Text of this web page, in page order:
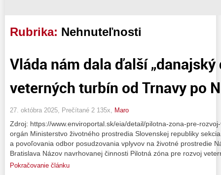
Rubrika: Nehnuteľnosti
Vláda nám dala ďalší „danajský
veterných turbín od Trnavy po
27. októbra 2025, Prečítané 2 135x, Maro
Zdroj: https://www.enviroportal.sk/eia/detail/pilotna-zona-pre-
orgán Ministerstvo životného prostredia Slovenskej republiky
a povoľovania odbor posudzovania vplyvov na životné prostredie
Bratislava Názov navrhovanej činnosti Pilotná zóna pre rozvoj
Pokračovanie článku